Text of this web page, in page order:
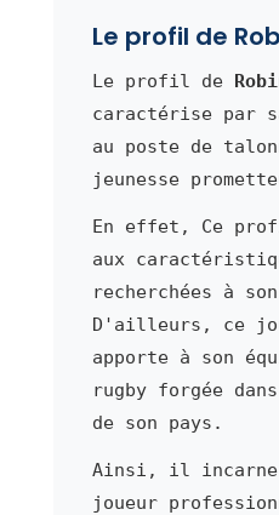
Le profil de
Le profil de
caractérise par
au poste de
jeunesse
En effet, Ce
aux
recherchées à
D'ailleurs, ce
apporte à son
rugby forgée
de son pays.
Ainsi, il
joueur